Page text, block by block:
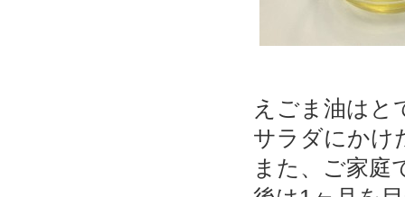
えごま油はと
サラダにかけ
また、ご家庭